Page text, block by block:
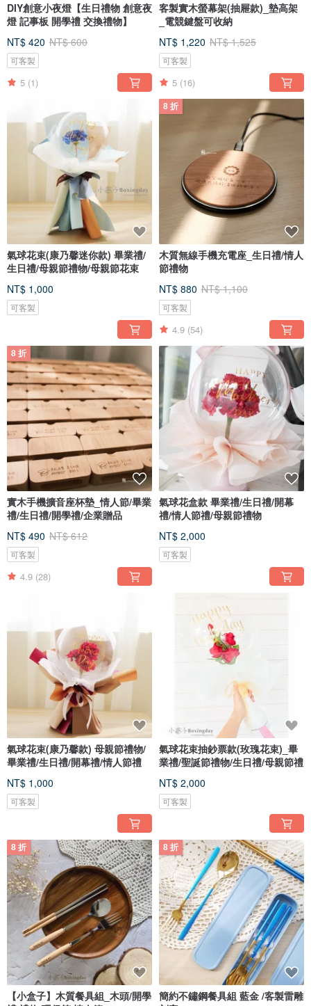
DIY創意小夜燈【生日禮物 創意夜
燈 記事板 開學禮 交換禮物】
NT$ 420 NT$ 600
可客製
5 (1)
客製實木螢幕架(抽屜款)_墊高架
_電競鍵盤可收納
NT$ 1,220 NT$ 1,525
可客製
5 (16)
氣球花束(康乃馨迷你款) 畢業禮/
生日禮/母親節禮物/母親節花束
NT$ 1,000
可客製
8 折
木質無線手機充電座_生日禮/情人
節禮物
NT$ 880 NT$ 1,100
可客製
4.9 (54)
8 折
實木手機擴音座杯墊_情人節/畢業
禮/生日禮/開學禮/企業贈品
NT$ 490 NT$ 612
可客製
4.9 (28)
氣球花盒款 畢業禮/生日禮/開幕
禮/情人節禮/母親節禮物
NT$ 2,000
可客製
氣球花束(康乃馨款) 母親節禮物/
畢業禮/生日禮/開幕禮/情人節禮
NT$ 1,000
可客製
氣球花束抽鈔票款(玫瑰花束)_畢
業禮/聖誕節禮物/生日禮/母親節禮
NT$ 2,000
可客製
8 折
【小盒子】木質餐具組_木頭/開學
8 折
簡約不鏽鋼餐具組 藍金 /客製雷雕